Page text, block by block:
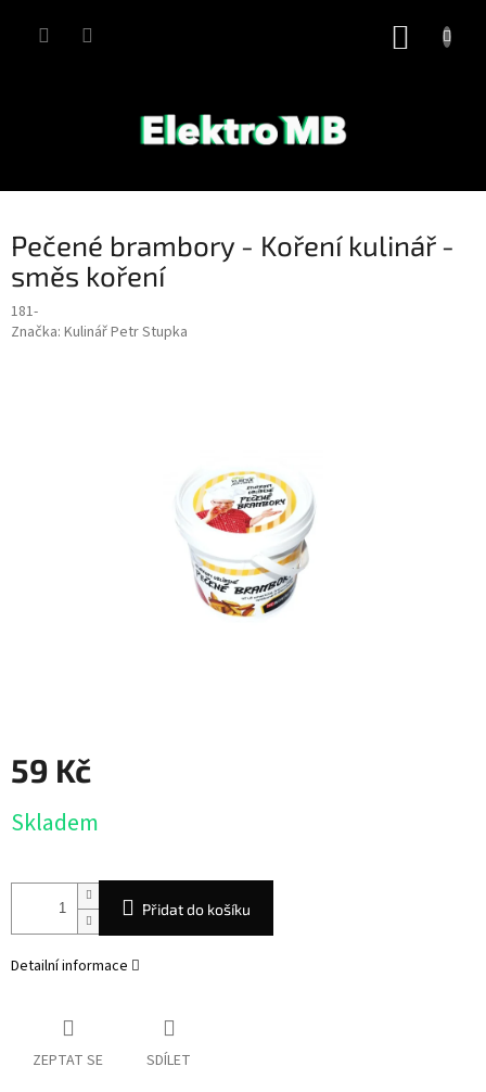
Pečené brambory - Koření kulinář -
směs koření
181-
Značka: Kulinář Petr Stupka
59 Kč
cena:
Skladem
Přidat do košíku
Detailní informace
ZEPTAT SE SDÍLET